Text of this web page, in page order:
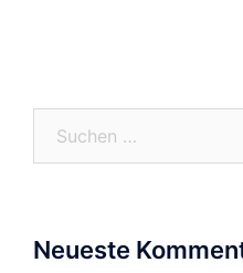
nach:
Neueste